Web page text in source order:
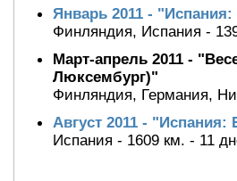
Январь 2011 -
Финляндия, Испания -
Март-апрель 2011 -
Люксембург)"
Финляндия, Германия,
Август 2011 - "Испания:
Испания - 1609 км. - 11